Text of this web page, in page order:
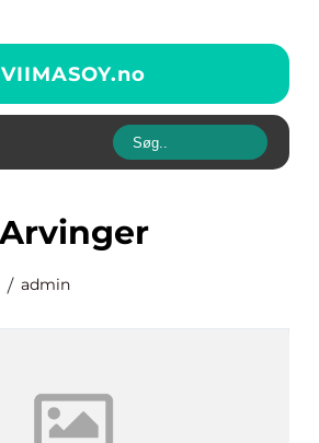
VIIMASOY.no
arvinger
admin